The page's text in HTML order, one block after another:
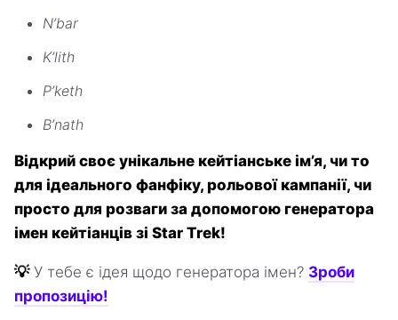
N’bar
K’lith
P’keth
B’nath
Відкрий своє унікальне кейтіанське ім’я, чи то
для ідеального фанфіку, рольової кампанії, чи
просто для розваги за допомогою генератора
імен кейтіанців зі Star Trek!
💡 У тебе є ідея щодо генератора імен? Зроби
пропозицію!